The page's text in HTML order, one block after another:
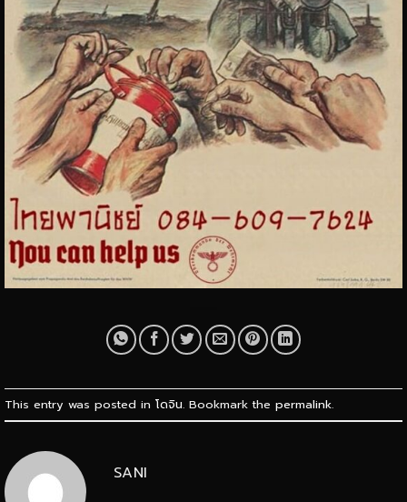
This entry was posted in โดจิน. Bookmark the permalink.
SANI